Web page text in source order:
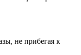
не прибегая к